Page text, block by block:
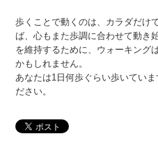
歩くことで動くのは、カラダだけ
ば、心もまた歩調に合わせて動き
を維持するために、ウォーキング
かもしれません。
あなたは1日何歩ぐらい歩いてい
ださい。